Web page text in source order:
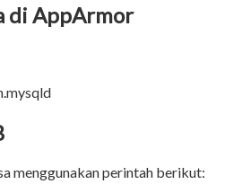
di AppArmor
menggunakan perintah berikut: